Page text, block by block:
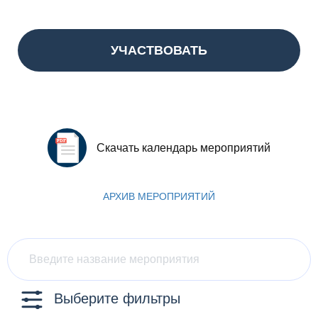
УЧАСТВОВАТЬ
Скачать календарь мероприятий
АРХИВ МЕРОПРИЯТИЙ
Выберите фильтры